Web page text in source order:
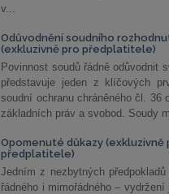
v...
Odůvodnění soudního
(exkluzivně pro předplatitele)
Povinnost soudů řádně odůvodnit
představuje jeden z klíčových
soudní ochranu chráněného čl. 36
základních práv a svobod. Soudy
Opomenuté důkazy (exkluzivně
předplatitele)
Jedním z nezbytných
řádného i mimořádného – vydržení